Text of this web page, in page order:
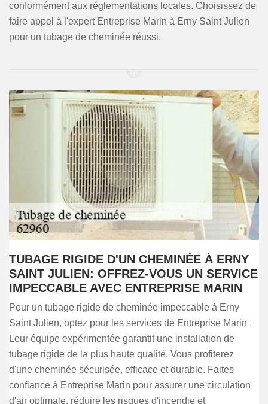
conformément aux réglementations locales. Choisissez de
faire appel à l'expert Entreprise Marin à Erny Saint Julien
pour un tubage de cheminée réussi.
TUBAGE RIGIDE D'UN CHEMINÉE À ERNY
SAINT JULIEN: OFFREZ-VOUS UN SERVICE
IMPECCABLE AVEC ENTREPRISE MARIN
Pour un tubage rigide de cheminée impeccable à Erny
Saint Julien, optez pour les services de Entreprise Marin .
Leur équipe expérimentée garantit une installation de
tubage rigide de la plus haute qualité. Vous profiterez
d'une cheminée sécurisée, efficace et durable. Faites
confiance à Entreprise Marin pour assurer une circulation
d'air optimale, réduire les risques d'incendie et